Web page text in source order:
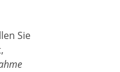
Sie